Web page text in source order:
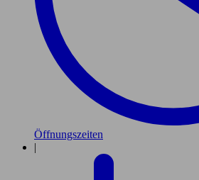
Öffnungszeiten
|